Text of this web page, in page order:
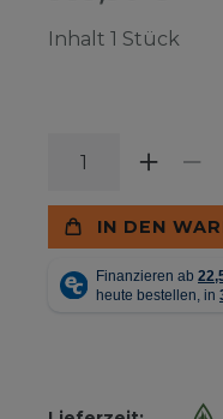
Inhalt 1 Stück
IN DEN